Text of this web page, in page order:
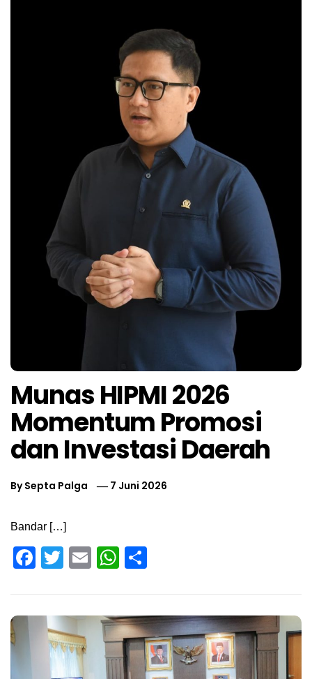
Munas HIPMI 2026
Momentum Promosi
dan Investasi Daerah
BySepta Palga 7 Juni 2026
Bandar […]
Facebook
Twitter
EmailWhatsApp